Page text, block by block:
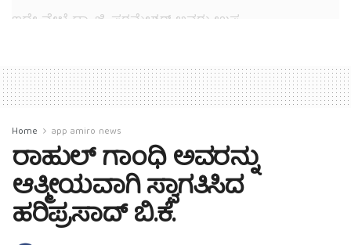
ಇದೇ ವೇಳೆ ಡಾ. ಜಿ. ಪರಮೇಶ್ವರ್ ಅವರು ಉಪ
ಸಂಪುಟ ದರ್ಜೆಯ 12 ಮಂತ್ರಿಗಳು ಸಹ ರಾಜ್ಯಪಾಲರಿಂದ ಅಧಿಕಾರ
ಪ್ರಮಾಣ ವಚನ ಸ್ವೀಕರಿಸಿದ ಮಂತ್ರಿಗಳು:
ಕೆ.ಹೆಚ್. ಮುನಿಯಪ್ಪ ಮತ್ತು ಕೆ.ಜೆ. ಜಾರ್ಜ್ – ದೇವರ ಹೆಸರಿನಲ್ಲಿ
ಎಂ.ಬಿ. ಪಾಟೀಲ್ – ವಿಶ್ವಗುರು ಅಣ್ಣ ಬಸವಣ್ಣ, ಬಸವಾದಿ
ಶರಣರು ಮತ್ತು ವಿಶ್ವೈಕ್ಯ ಸಿದ್ದೇಶ್ವರ ಸ್ವಾಮೀಜಿ ಅವರ ಹೆಸರಿನಲ್ಲಿ
Home app amiro news
ರಾಹುಲ್ ಗಾಂಧಿ ಅವರನ್ನು
ಆತ್ಮೀಯವಾಗಿ ಸ್ವಾಗತಿಸಿದ
ಹರಿಪ್ರಸಾದ್ ಬಿ.ಕೆ.